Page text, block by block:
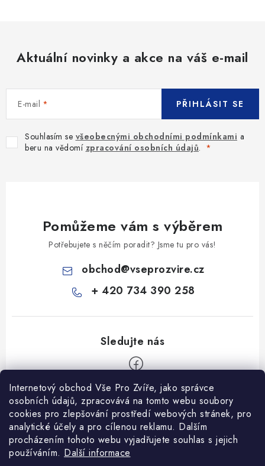
Internetový obchod Vše Pro Zvíře, jako správce
osobních údajů, zpracovává na tomto webu soubory
cookies pro zlepšování prostředí webových stránek, pro
analytické účely a pro cílenou reklamu. Dalším
procházením tohoto webu vyjadřujete souhlas s jejich
používáním. Další informace
Aktuální novinky a akce na váš e-mail
E-mail
Souhlasím se všeobecnými obchodními podmínkami a
beru na vědomí zpracování osobních údajů.
PŘIHLÁSIT SE
Pomůžeme vám s výběrem
Potřebujete s něčím poradit? Jsme tu pro vás!
obchod@vseprozvire.cz
+ 420 734 390 258
Informace pro Vás
Ceník dopravy